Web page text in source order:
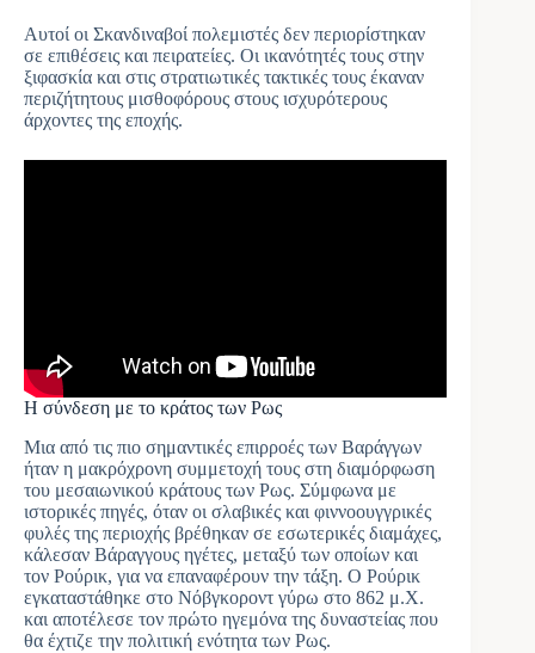
Αυτοί οι Σκανδιναβοί πολεμιστές δεν περιορίστηκαν
σε επιθέσεις και πειρατείες. Οι ικανότητές τους στην
ξιφασκία και στις στρατιωτικές τακτικές τους έκαναν
περιζήτητους μισθοφόρους στους ισχυρότερους
άρχοντες της εποχής.
Η σύνδεση με το κράτος των Ρως
Μια από τις πιο σημαντικές επιρροές των Βαράγγων
ήταν η μακρόχρονη συμμετοχή τους στη διαμόρφωση
του μεσαιωνικού κράτους των Ρως. Σύμφωνα με
ιστορικές πηγές, όταν οι σλαβικές και φιννοουγγρικές
φυλές της περιοχής βρέθηκαν σε εσωτερικές διαμάχες,
κάλεσαν Βάραγγους ηγέτες, μεταξύ των οποίων και
τον Ρούρικ, για να επαναφέρουν την τάξη. Ο Ρούρικ
εγκαταστάθηκε στο Νόβγκοροντ γύρω στο 862 μ.Χ.
και αποτέλεσε τον πρώτο ηγεμόνα της δυναστείας που
θα έχτιζε την πολιτική ενότητα των Ρως.